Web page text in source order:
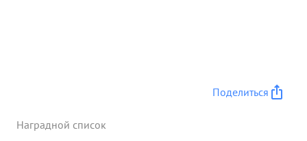
награждения Сов. партийные органы возражений
медалью "ЗА БОЕВЫЕ АСЛУГИ" ...»
Поделиться
Наградной список